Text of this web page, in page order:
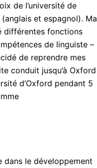
de l’université de
et espagnol). Ma
différentes fonctions
de linguiste –
de reprendre mes
conduit jusqu’à Oxford
d’Oxford pendant 5
dans le développement